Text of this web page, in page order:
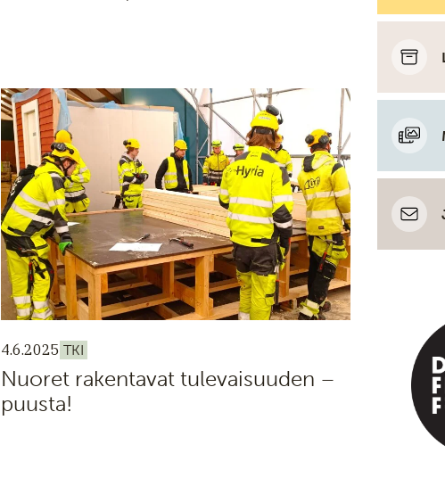
4.6.2025 TKI
Nuoret rakentavat tulevaisuuden –
puusta!